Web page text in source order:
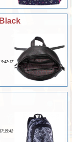
9:42:17